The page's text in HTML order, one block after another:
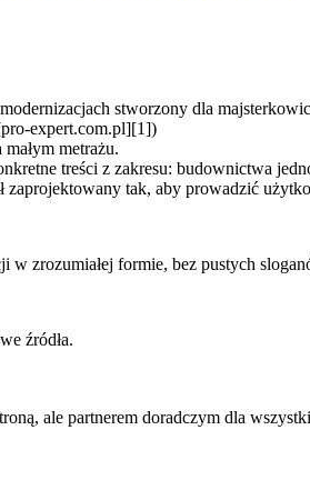
stworzony dla
expert.com.pl][1])
metrażu.
treści z zakresu: budownictwa
tak, aby prowadzić
zrozumiałej formie, bez pustych
źródła.
ale partnerem doradczym dla